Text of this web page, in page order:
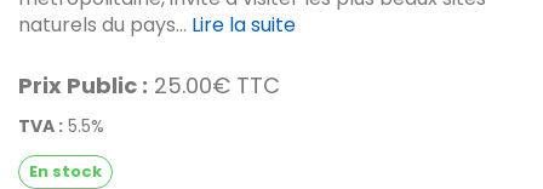
naturels du pays... Lire la suite
Prix Public : 25.00€ TTC
TVA : 5.5%
En stock